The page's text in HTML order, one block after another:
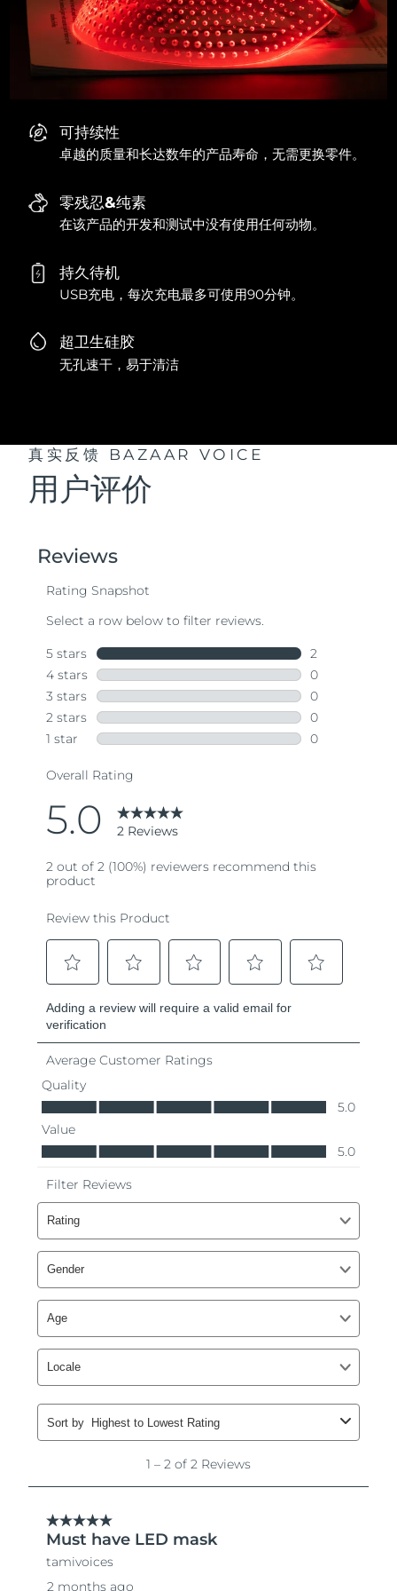
可持续性
卓越的质量和长达数年的产品寿命，无需更换零件。
零残忍&纯素
在该产品的开发和测试中没有使用任何动物。
持久待机
USB充电，每次充电最多可使用90分钟。
超卫生硅胶
无孔速干，易于清洁
真实反馈 BAZAAR VOICE
用户评价